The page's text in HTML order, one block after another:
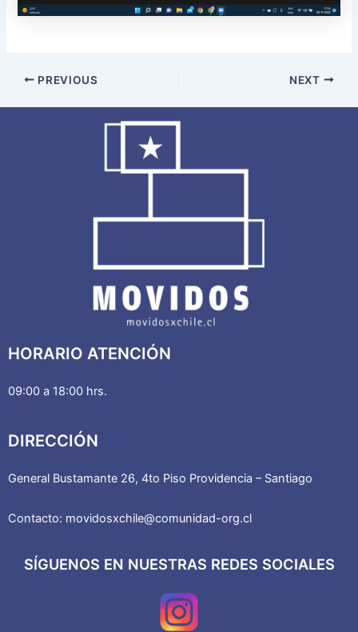
PREVIOUS NEXT
HORARIO ATENCIÓN
09:00 a 18:00 hrs.
DIRECCIÓN
General Bustamante 26, 4to Piso Providencia – Santiago
Contacto: movidosxchile@comunidad-org.cl
SÍGUENOS EN NUESTRAS REDES SOCIALES